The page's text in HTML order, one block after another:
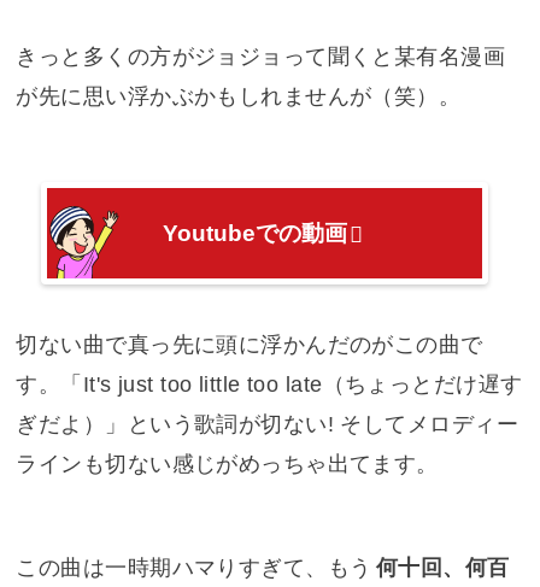
きっと多くの方がジョジョって聞くと某有名漫画
が先に思い浮かぶかもしれませんが（笑）。
Youtubeでの動画
切ない曲で真っ先に頭に浮かんだのがこの曲で
す。「It's just too little too late（ちょっとだけ遅す
ぎだよ）」という歌詞が切ない! そしてメロディー
ラインも切ない感じがめっちゃ出てます。
この曲は一時期ハマりすぎて、もう 何十回、何百